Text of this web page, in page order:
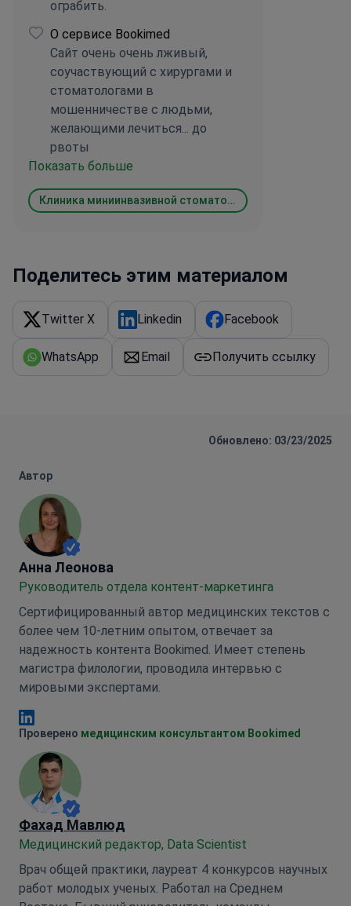
ограбить.
О сервисе Bookimed
Сайт очень очень лживый,
соучаствующий с хирургами и
стоматологами в
мошенничестве с людьми,
желающими лечиться... до
рвоты
Показать больше
Клиника миниинвазивной стоматологии ОМИ
Поделитесь этим материалом
Twitter X Linkedin Facebook
WhatsApp Email Получить ссылку
Обновлено: 03/23/2025
Автор
Анна Леонова
Анна Леонова
Руководитель отдела контент-маркетинга
Сертифицированный автор медицинских текстов с
более чем 10-летним опытом, отвечает за
надежность контента Bookimed. Имеет степень
магистра филологии, проводила интервью с
мировыми экспертами.
Анна Леонова Linkedin
Проверено медицинским консультантом Bookimed
Фахад Мавлюд
Медицинский редактор, Data Scientist
Врач общей практики, лауреат 4 конкурсов научных
работ молодых ученых. Работал на Среднем